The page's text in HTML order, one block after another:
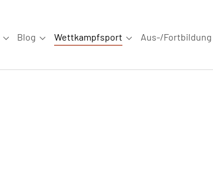
Submenu for "News"
Blog
Submenu for "Blog"
Wettkampfsport
Submenu for
Aus-/Fortbildung